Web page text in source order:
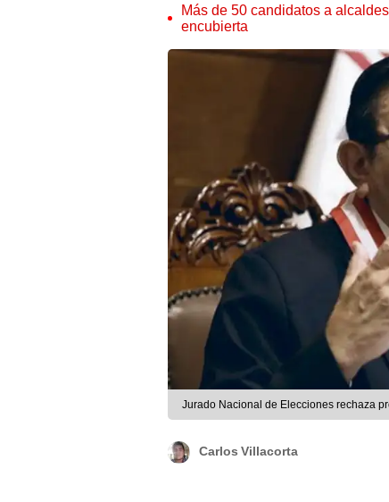
Más de 50 candidatos a
encubierta
Jurado Nacional de Elecciones rechaza
Carlos Villacorta